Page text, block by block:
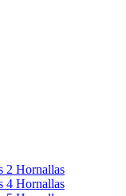
2 Hornallas
4 Hornallas